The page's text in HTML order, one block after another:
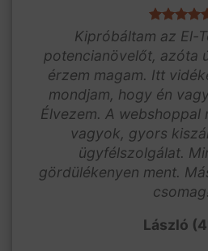
Kipróbáltam az El-
potencianövelőt, azóta
érzem magam. Itt
mondjam, hogy én
Élvezem. A webshoppal
vagyok, gyors
ügyfélszolgálat.
gördülékenyen ment.
László